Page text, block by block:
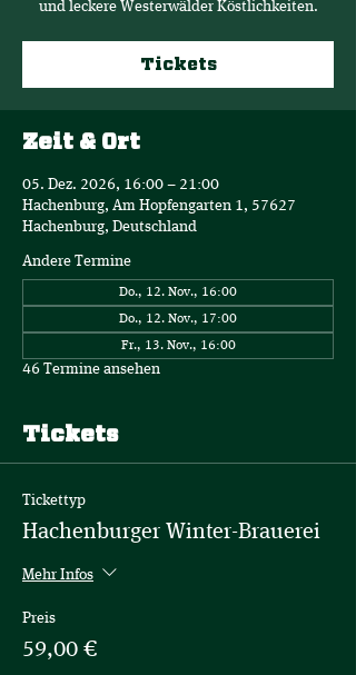
und leckere Westerwälder Köstlichkeiten.
Tickets
Zeit & Ort
05. Dez. 2026, 16:00 – 21:00
Hachenburg, Am Hopfengarten 1, 57627
Hachenburg, Deutschland
Andere Termine
Do., 12. Nov., 16:00
Do., 12. Nov., 17:00
Fr., 13. Nov., 16:00
46 Termine ansehen
Tickets
Tickettyp
Hachenburger Winter-Brauerei
Mehr Infos
Preis
59,00 €